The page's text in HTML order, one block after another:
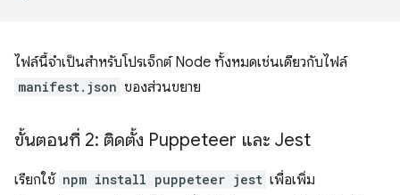
ไฟล์นี้จำเป็นสำหรับโปรเจ็กต์ Node ทั้งหมดเช่นเดียวกับไฟล์
manifest.json ของส่วนขยาย
ขั้นตอนที่ 2: ติดตั้ง Puppeteer และ Jest
เรียกใช้ npm install puppeteer jest เพื่อเพิ่ม